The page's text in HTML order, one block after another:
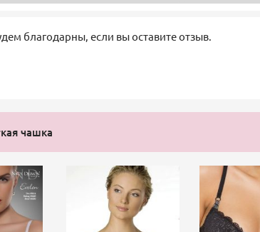
благодарны, если вы оставите отзыв.
чашка